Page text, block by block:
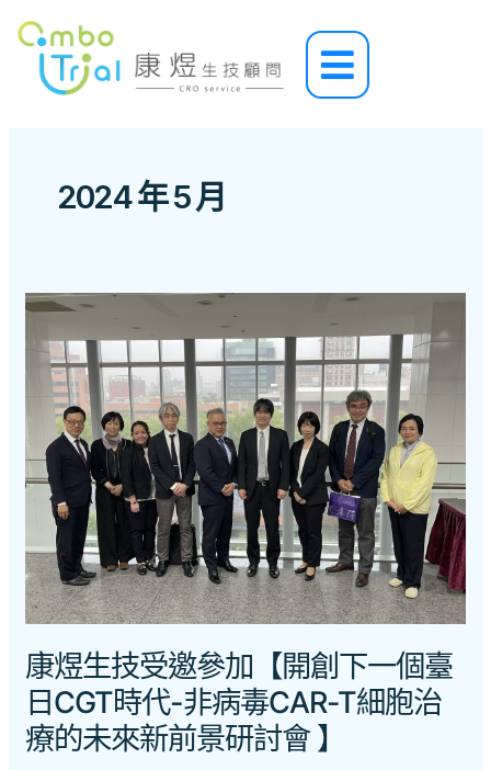
Main
Menu
2024 年 5 月
康煜生技受邀參加【開創下一個臺
日CGT時代-非病毒CAR-T細胞治
療的未來新前景研討會 】
康
參
加
【開
下
一
個
日
CGT
時
代-
非